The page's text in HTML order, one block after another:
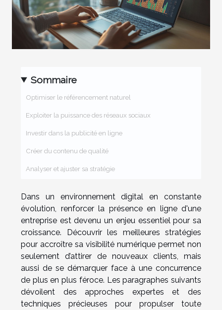
Sommaire
Optimiser le référencement naturel
Exploiter la puissance des réseaux sociaux
Investir dans la publicité en ligne
Créer du contenu de qualité
Analyser et ajuster sa stratégie
Dans un environnement digital en constante
évolution, renforcer la présence en ligne d'une
entreprise est devenu un enjeu essentiel pour sa
croissance. Découvrir les meilleures stratégies
pour accroître sa visibilité numérique permet non
seulement d’attirer de nouveaux clients, mais
aussi de se démarquer face à une concurrence
de plus en plus féroce. Les paragraphes suivants
dévoilent des approches expertes et des
techniques précieuses pour propulser toute